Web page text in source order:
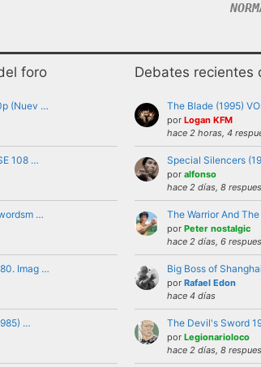
a ningún usuario bajo ninguna
apología de la violencia, ni de forma
foros discusiones a nivel personal con
de personas del foro.
público en el foro la identidad o datos
de email, ip’s externas, etc
mensajes repetitivos
escribir con letras mayusculas
foro
(Nuev …
108 …
…
Imag …
…
Debates recientes
The Blade (1995)
por Logan KFM
hace 2 horas, 4
Special Silencers
por alfonso
hace 2 días, 8
The Warrior And
por Peter nostalgic
hace 2 días, 6
Big Boss of
por Rafael Edon
hace 4 días
The Devil's Sword
por Legionarioloco
hace 2 días, 8